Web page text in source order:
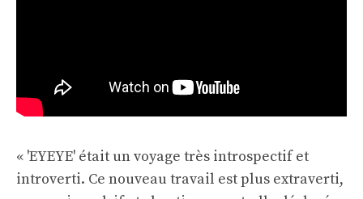
« 'EYEYE' était un voyage très introspectif et
introverti. Ce nouveau travail est plus extraverti,